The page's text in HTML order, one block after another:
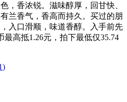
，香浓锐。滋味醇厚，回甘快、
兰香气，香高而持久。买过的朋
入口滑顺，味道香醇。入手前先
高抵1.26元，拍下最低仅35.74
)